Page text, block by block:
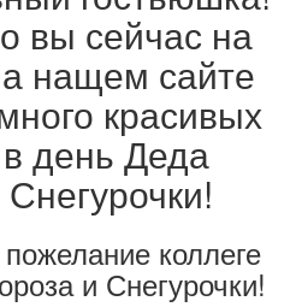
вы сейчас на
нащем сайте
красивых
день Деда
коллеге
и Снегурочки!